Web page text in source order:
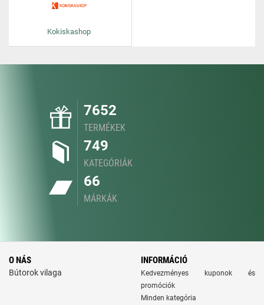
Kokiskashop
7652
TERMÉKEK
749
KATEGÓRIÁK
66
MÁRKÁK
O NÁS
Bútorok vilaga
INFORMÁCIÓ
Kedvezményes kuponok és
promóciók
Minden kategória